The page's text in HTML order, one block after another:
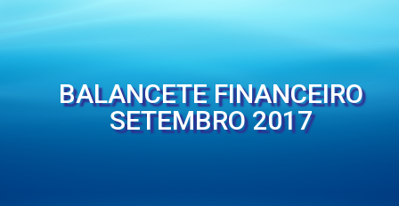
BALANCETE FINANCEIRO
SETEMBRO 2017